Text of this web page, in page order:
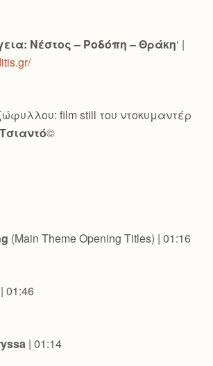
Νέστος – Ροδόπη – Θράκη‘ |
film still του ντοκυμαντέρ
©
(Main Theme Opening Titles) | 01:16
| 01:46
| 01:14